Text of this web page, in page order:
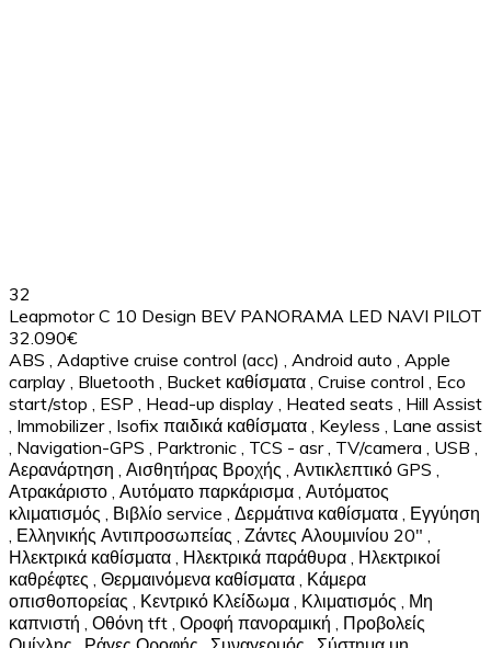
32
Leapmotor C 10 Design BEV PANORAMA LED NAVI PILOT
32.090€
ABS , Adaptive cruise control (acc) , Android auto , Apple
carplay , Bluetooth , Bucket καθίσματα , Cruise control , Eco
start/stop , ESP , Head-up display , Heated seats , Hill Assist
, Immobilizer , Isofix παιδικά καθίσματα , Keyless , Lane assist
, Navigation-GPS , Parktronic , TCS - asr , TV/camera , USB ,
Αερανάρτηση , Αισθητήρας Βροχής , Αντικλεπτικό GPS ,
Ατρακάριστο , Αυτόματο παρκάρισμα , Αυτόματος
κλιματισμός , Βιβλίο service , Δερμάτινα καθίσματα , Εγγύηση
, Ελληνικής Αντιπροσωπείας , Ζάντες Αλουμινίου 20" ,
Ηλεκτρικά καθίσματα , Ηλεκτρικά παράθυρα , Ηλεκτρικοί
καθρέφτες , Θερμαινόμενα καθίσματα , Κάμερα
οπισθοπορείας , Κεντρικό Κλείδωμα , Κλιματισμός , Μη
καπνιστή , Οθόνη tft , Οροφή πανοραμική , Προβολείς